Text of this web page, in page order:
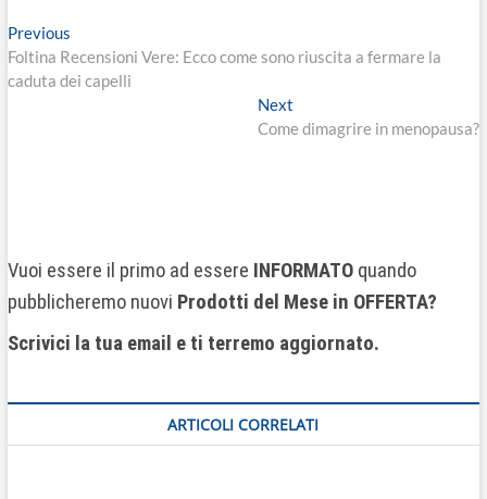
Previous
Foltina Recensioni Vere: Ecco come sono riuscita a fermare la
caduta dei capelli
Next
Come dimagrire in menopausa?
Vuoi essere il primo ad essere INFORMATOquando
pubblicheremo nuovi Prodotti del Mese in OFFERTA?
Scrivici la tua email e ti terremo aggiornato.
ARTICOLI CORRELATI